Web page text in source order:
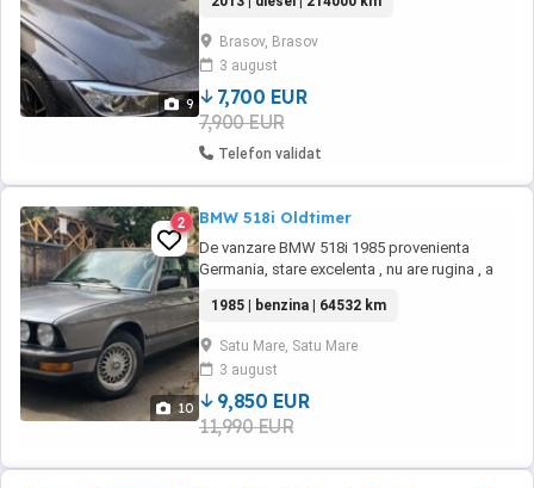
9
DYNAMICS-Reducere consumului 5% consum
Cutie Manuala 6+1 Kilomietii 213.020 reali.
Masina nefumatori. Tapiterie impecabila.
Dotari: 3 Moduri de condus SPORT-
COMFORT-ECO PRO Sistem audio ...
Brasov, Brasov
3 august
7,700 EUR
7,900 EUR
Telefon validat
10
2 BMW 518i Oldtimer
De vanzare BMW 518i 1985 provenienta
Germania, stare excelenta , nu are rugina , a
piese ca de exemplu , debitmetru , alternator
,pompa benzina , tevile din cauciuc, bucse,
telescoape , frane complet schimbate , volan
sport original , trapa, servodirectie, ...
1985 | benzina | 64532 km
Satu Mare, Satu Mare
3 august
9,850 EUR
11,990 EUR